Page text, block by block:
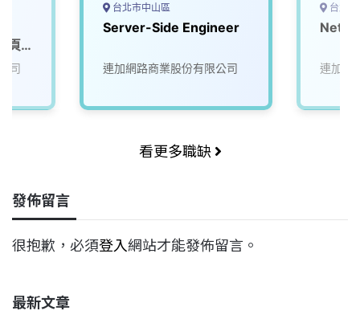
頁
司
台北市中山區
Server-Side Engineer
連加網路商業股份有限公司
台北
連加網
看更多職缺
發佈留言
很抱歉，必須登入網站才能發佈留言。
最新文章